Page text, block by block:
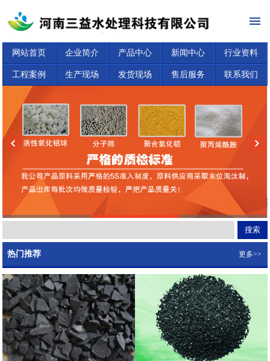
网站首页 企业简介 产品中心 新闻中心 行业资料
工程案例 生产现场 发货现场 售后服务 联系我们
热门推荐 更多>>